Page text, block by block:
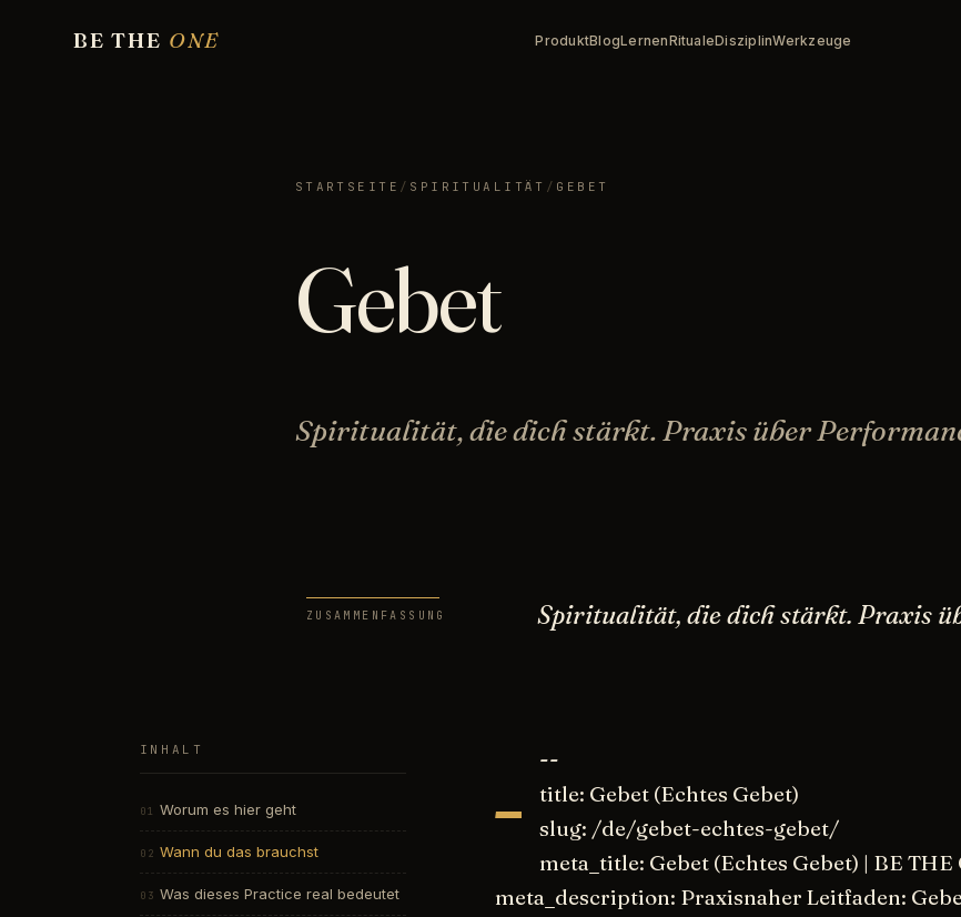
BE THE ONE ProduktBlogLernenRitualeDisziplinWerkzeuge
STARTSEITE / SPIRITUALITÄT / GEBET
Gebet
Spiritualität, die dich stärkt. Praxis über
ZUSAMMENFASSUNG Spiritualität, die dich stärkt. Praxis
INHALT
Worum es hier geht
Wann du das brauchst
Was dieses Practice real bedeutet
- --
title: Gebet (Echtes Gebet)
slug: /de/gebet-echtes-gebet/
meta_title: Gebet (Echtes Gebet) | BE THE
meta_description: Praxisnaher Leitfaden: